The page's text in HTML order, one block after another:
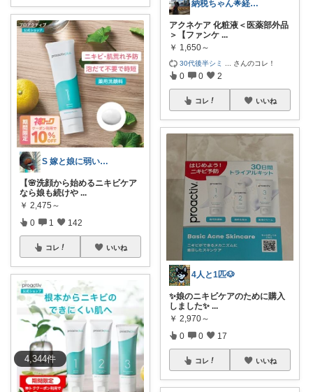
4,344件
S 嫁と娘に弱い旦那
【🌸洗顔から始めるニキビケア
なら娘も続けや ...
￥ 2,475～
0 1 142
コレ いいね
納税ちゃん🌟経由購入★
アクネケア 化粧液＜医薬部外品
＞【ファンケ ...
￥ 1,650～
30代後半シミ さんのコレ！
0 0 2
コレ いいね
4人と1匹🐶
✨娘のニキビケアのために購入
しました✨ ...
￥ 2,970～
0 0 17
コレ いいね